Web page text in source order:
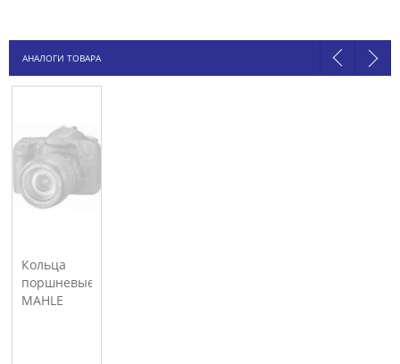
АНАЛОГИ ТОВАРА
Кольца
поршневые
MAHLE